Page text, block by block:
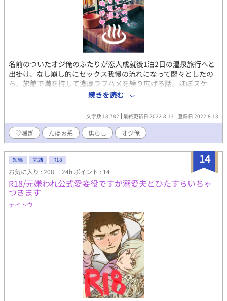
名前のついたオジ俺のふたりが恋人成就後1泊2日の温泉旅行へと
出掛け、なし崩し的にセックス我慢の流れになって悶々としたの
ち、旅館で満を持して濃厚ラブハメを繰り広げる話。ほぼスケ
ベ。終始ラブラブでイチャイチャなバカップルです。 過去シリー
ズはタグから是非！→オジ俺 ※このお話でふたりに名前がつき
ました※ ※以前のシリーズを楽しんでくださった方はご留意くだ
さい※ オジサン ：一場二郎（いちばじろう）/ メス堕ちさせた
男子にまんまと恋堕ち 俺くん：十塚千歳（とつかちとせ）/ メ
ス堕ちさせられたオジサンに恋堕ち Twitterのリクエスト企画でい
ただいたリクエスト第4弾です。ありがとうございました！ pixiv/
ムーンライトノベルズにも同作品を投稿しています。 なにかあ
りましたら(絵文字箱) http://bit.ly/37KkcCW Twitter垢・返
信はこちらにて https://twitter.com/show1write
続きを読む
文字数 18,782 最終更新日 2022.8.13 登録日 2022.8.13
♡喘ぎ んほぉ系 焦らし オジ俺
14
短編 完結 R18
お気に入り : 208 24h.ポイント : 14
R18/元嫌われ公式愛妾役ですが溺愛夫とひたすらいちゃ
つきます
ナイトウ